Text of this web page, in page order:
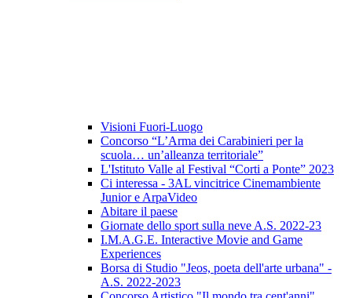
Visioni Fuori-Luogo
Concorso “L’Arma dei Carabinieri per la
scuola… un’alleanza territoriale”
L'Istituto Valle al Festival “Corti a Ponte” 2023
Ci interessa - 3AL vincitrice Cinemambiente
Junior e ArpaVideo
Abitare il paese
Giornate dello sport sulla neve A.S. 2022-23
I.M.A.G.E. Interactive Movie and Game
Experiences
Borsa di Studio "Jeos, poeta dell'arte urbana" -
A.S. 2022-2023